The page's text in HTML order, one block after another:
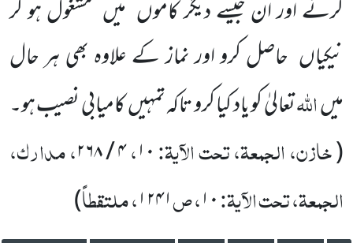
کرنے اور ان جیسے دیگر کاموں میں مشغول ہو کر
نیکیاں حاصل کرو اور نماز کے علاوہ بھی ہر حال
میںاللّٰہتعالیٰ کو یاد کیا کرو تاکہ تمہیںکامیابی نصیب ہو۔
(خازن، الجمعۃ، تحت الآیۃ:۱۰،۴/۲۶۸، مدارک،
الجمعۃ، تحت الآیۃ:۱۰، ص۱۲۴۱، ملتقطاً)